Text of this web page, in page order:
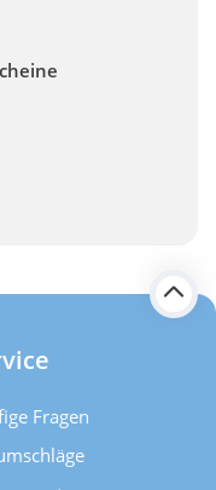
Fragen